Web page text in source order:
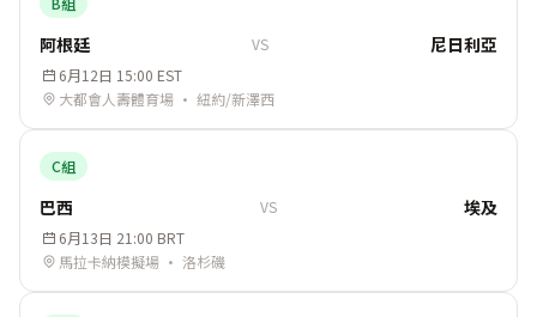
阿根廷 VS 尼日利亞
6月12日 15:00 EST
大都會人壽體育場 · 紐約/新澤西
C組
巴西 VS 埃及
6月13日 21:00 BRT
馬拉卡納模擬場 · 洛杉磯